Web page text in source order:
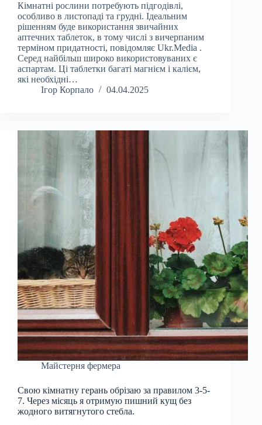
Кімнатні рослини потребують підгодівлі,
особливо в листопаді та грудні. Ідеальним
рішенням буде використання звичайних
аптечних таблеток, в тому числі з вичерпаним
терміном придатності, повідомляє Ukr.Media .
Серед найбільш широко використовуваних є
аспартам. Ці таблетки багаті магнієм і калієм,
які необхідні…
Ігор Корпало
04.04.2025
Майстерня фермера
Свою кімнатну герань обрізаю за правилом 3-5-
7. Через місяць я отримую пишний кущ без
жодного витягнутого стебла.